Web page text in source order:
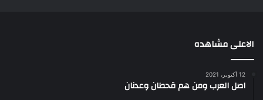
الاعلى مشاهده
12 أكتوبر، 2021
اصل العرب ومن هم قحطان وعدنان